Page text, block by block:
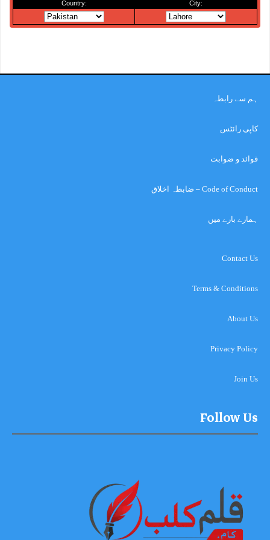
ہم سے رابطہ
کاپی رائٹس
قوائد و ضوابت
Code of Conduct – ضابطہ اخلاق
ہمارے بارے میں
Contact Us
Terms & Conditions
About Us
Privacy Policy
Join Us
Follow Us